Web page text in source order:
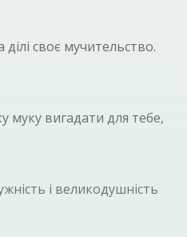
своє мучительство.
муку вигадати для тебе,
і великодушність